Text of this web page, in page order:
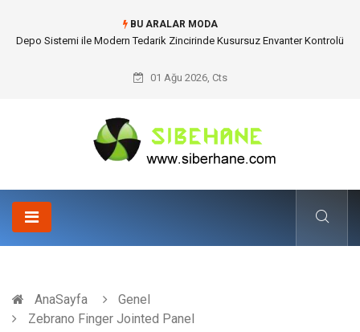
BU ARALAR MODA
Depo Sistemi ile Modern Tedarik Zincirinde Kusursuz Envanter Kontrolü
01 Ağu 2026, Cts
AnaSayfa
Genel
Zebrano Finger Jointed Panel